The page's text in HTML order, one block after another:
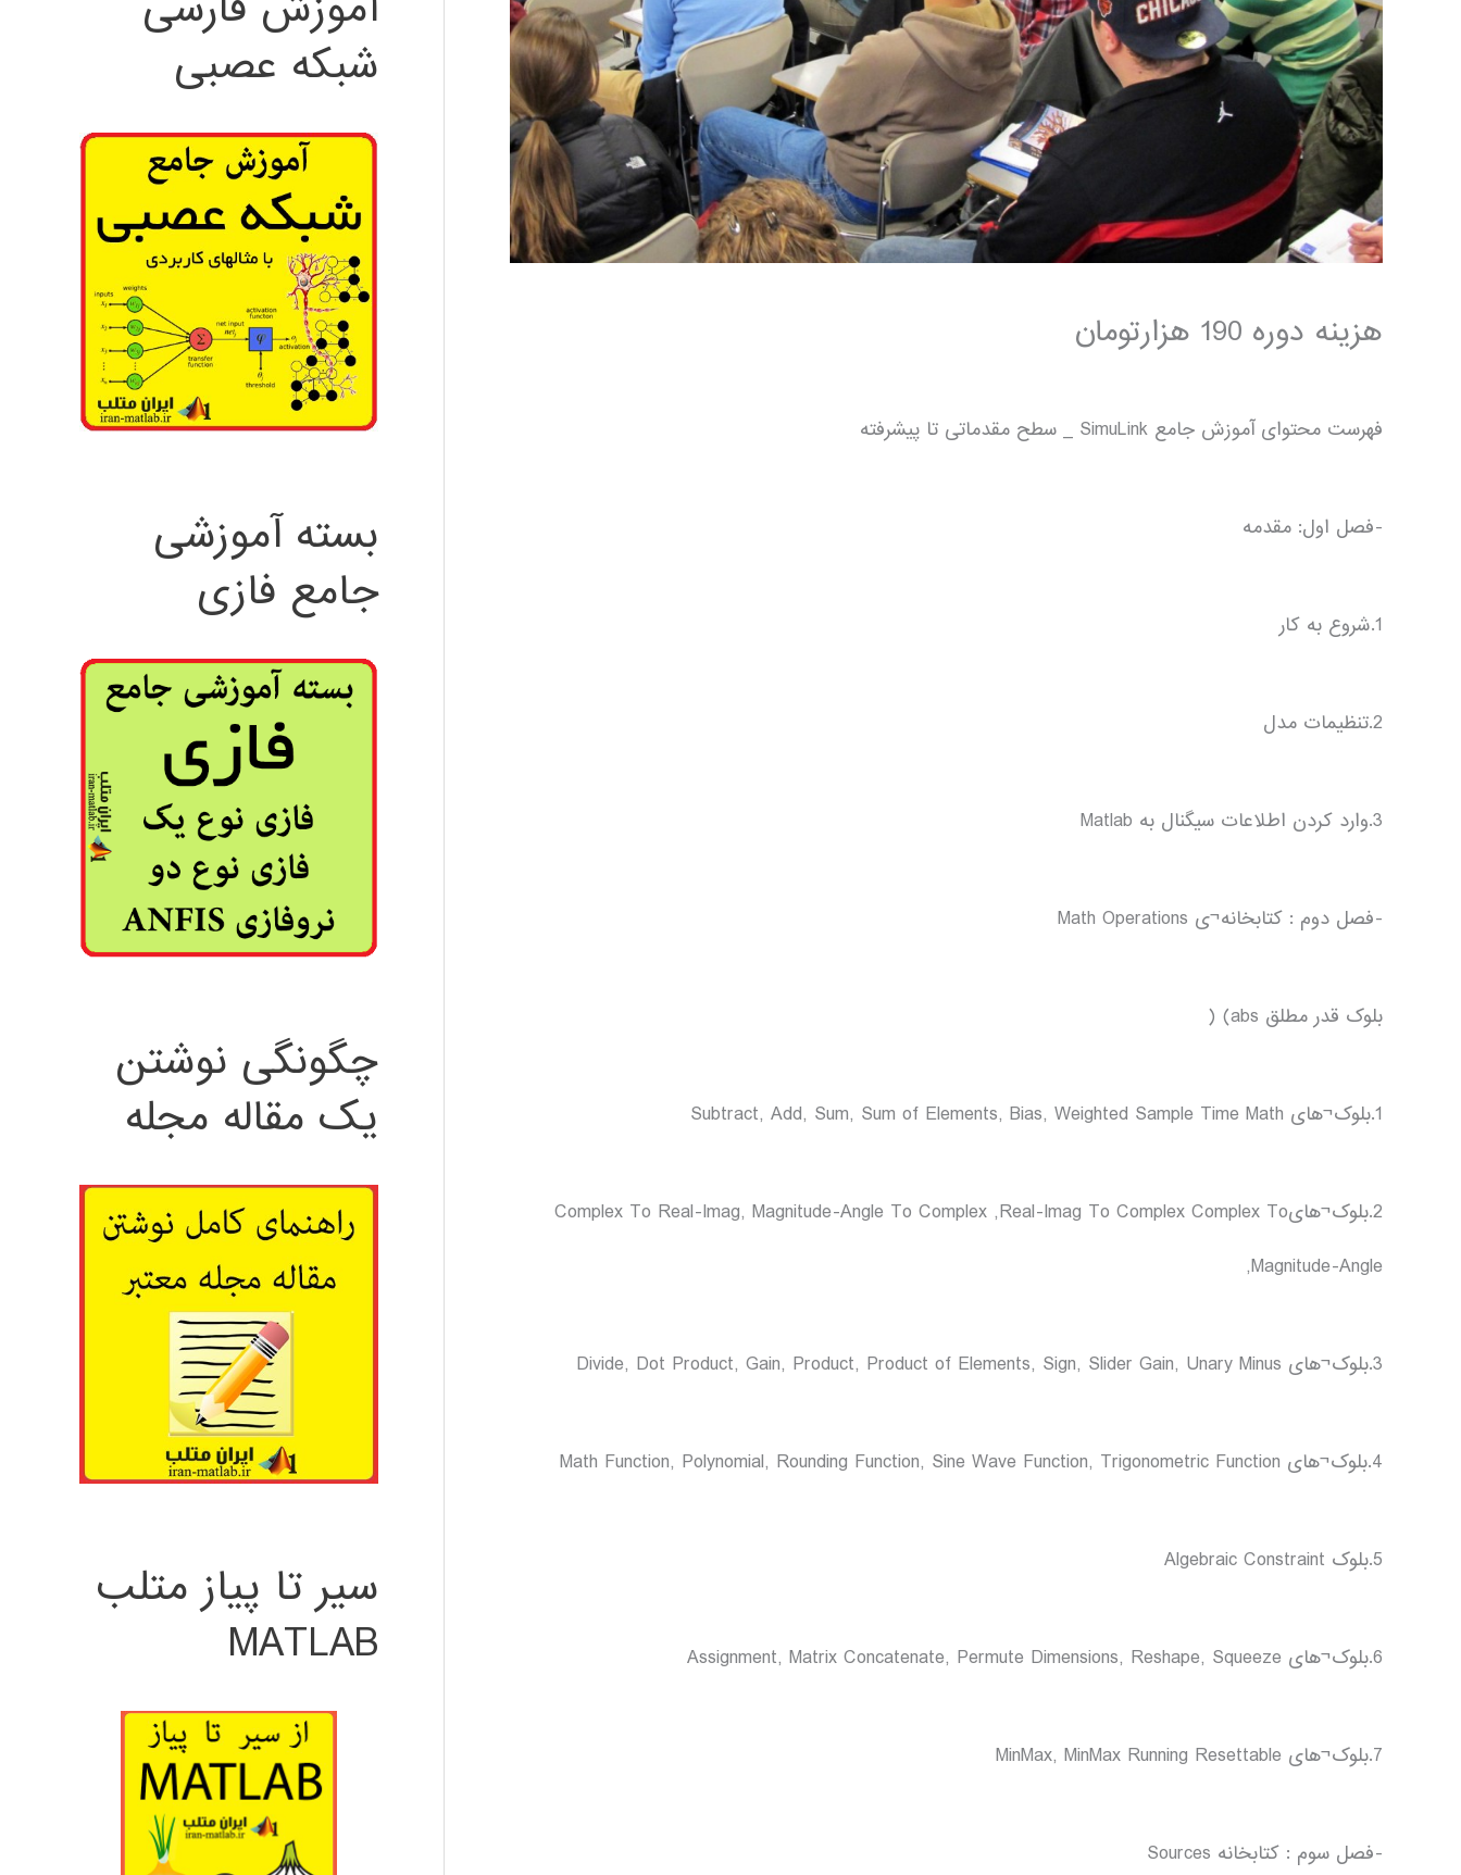
هزینه دوره 190 هزارتومان
فهرست محتوای آموزش جامع SimuLink _ سطح مقدماتی تا پیشرفته
-فصل اول: مقدمه
1.شروع به کار
2.تنظیمات مدل
3.وارد کردن اطلاعات سیگنال به Matlab
-فصل دوم : کتابخانه¬ی Math Operations
بلوک قدر مطلق abs) (
1.بلوک¬های Subtract, Add, Sum, Sum of Elements, Bias, Weighted Sample Time Math
2.بلوک¬هایComplex To Real-Imag, Magnitude-Angle To Complex ,Real-Imag To Complex Complex To
Magnitude-Angle,
3.بلوک¬های Divide, Dot Product, Gain, Product, Product of Elements, Sign, Slider Gain, Unary Minus
4.بلوک¬های Math Function, Polynomial, Rounding Function, Sine Wave Function, Trigonometric Function
5.بلوک Algebraic Constraint
6.بلوک¬های Assignment, Matrix Concatenate, Permute Dimensions, Reshape, Squeeze
7.بلوک¬های MinMax, MinMax Running Resettable
-فصل سوم : کتابخانه Sources
شبکه عصبی
بسته آموزشی
جامع فازی
چگونگی نوشتن
یک مقاله مجله
سیر تا پیاز متلب
MATLAB